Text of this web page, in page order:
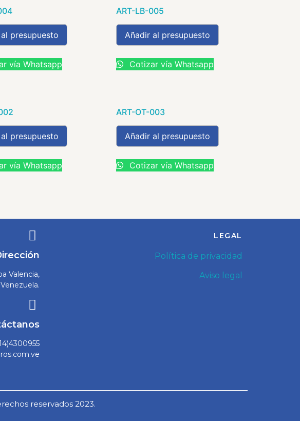
presupuesto
vía Whatsapp
ART-LB-005
Añadir al presupuesto
Cotizar vía Whatsapp
presupuesto
vía Whatsapp
ART-OT-003
Añadir al presupuesto
Cotizar vía Whatsapp
Valencia,
LEGAL
Política de privacidad
Aviso legal
reservados 2023.